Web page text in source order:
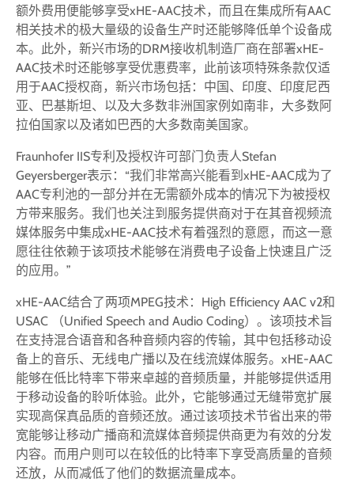
额外费用便能够享受xHE-AAC技术，而且在集成所有AAC
相关技术的极大量级的设备生产时还能够降低单个设备成
本。此外，新兴市场的DRM接收机制造厂商在部署xHE-
AAC技术时还能够享受优惠费率，此前该项特殊条款仅适
用于AAC授权商，新兴市场包括：中国、印度、印度尼西
亚、巴基斯坦、以及大多数非洲国家例如南非，大多数阿
拉伯国家以及诸如巴西的大多数南美国家。
Fraunhofer IIS专利及授权许可部门负责人Stefan
Geyersberger表示：“我们非常高兴能看到xHE-AAC成为了
AAC专利池的一部分并在无需额外成本的情况下为被授权
方带来服务。我们也关注到服务提供商对于在其音视频流
媒体服务中集成xHE-AAC技术有着强烈的意愿，而这一意
愿往往依赖于该项技术能够在消费电子设备上快速且广泛
的应用。”
xHE-AAC结合了两项MPEG技术：High Efficiency AAC v2和
USAC （Unified Speech and Audio Coding）。该项技术旨
在支持混合语音和各种音频内容的传输，其中包括移动设
备上的音乐、无线电广播以及在线流媒体服务。xHE-AAC
能够在低比特率下带来卓越的音频质量，并能够提供适用
于移动设备的聆听体验。此外，它能够通过无缝带宽扩展
实现高保真品质的音频还放。通过该项技术节省出来的带
宽能够让移动广播商和流媒体音频提供商更为有效的分发
内容。而用户则可以在较低的比特率下享受高质量的音频
还放，从而减低了他们的数据流量成本。